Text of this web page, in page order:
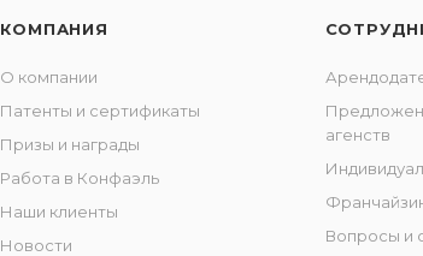
КОМПАНИЯ
О компании
Патенты и сертификаты
Призы и награды
Работа в Конфаэль
Наши клиенты
Новости
агенств
Вопросы и